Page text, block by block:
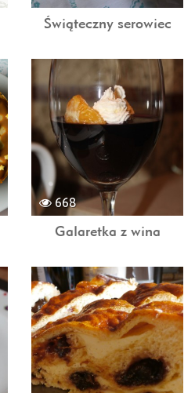
Świąteczny serowiec
668
Galaretka z wina